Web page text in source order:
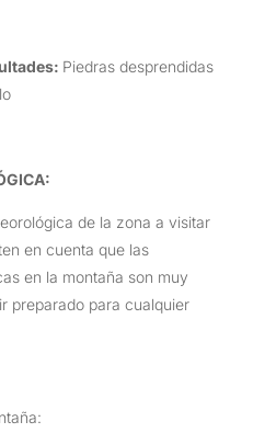
Piedras desprendidas
de la zona a visitar
en cuenta que las
en la montaña son muy
preparado para cualquier